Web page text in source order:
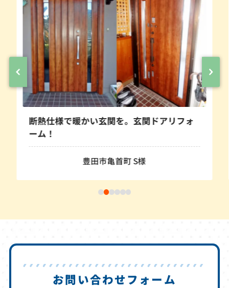
断熱仕様で暖かい玄関を。玄関ドアリフォ
ーム！
豊田市亀首町 S様
お問い合わせフォーム